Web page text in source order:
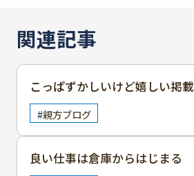
関連記事
こっぱずかしいけど嬉しい掲載
親方ブログ
良い仕事は倉庫からはじまる